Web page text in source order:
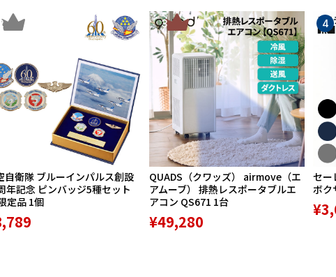
湿性と放湿性が高く、汗を吸ってもためずに放出して、肌
った熱を放つ力があるので常に温度を低く保つ働きがありま
能を持った素材を何年も昔から好んで使用していたのです。
年創業以来、滋賀県の琵琶湖東地域の伝統産業「近江の
の寝具をご紹介します。
2
自衛隊 ブルーインパルス創設
年記念 ピンバッジ5種セット
定品 1個
3
QUADS（クワッズ） airmove（エ
アムーブ） 排熱レスポータブルエ
アコン QS671 1台
¥49,280
4
セー
ボク